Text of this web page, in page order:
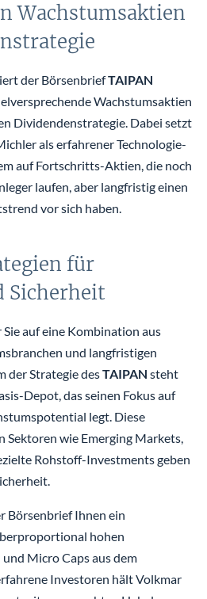
Wachstumsaktien
der BörsenbriefTAIPAN
Wachstumsaktien
Dividendenstrategie. Dabei setzt
als erfahrener Technologie-
auf Fortschritts-Aktien, die noch
laufen, aber langfristig einen
vor sich haben.
für
Sicherheit
auf eine Kombination aus
und langfristigen
der Strategie desTAIPAN steht
Depot, das seinen Fokus auf
legt. Diese
Sektoren wie Emerging Markets,
Rohstoff-Investments geben
Börsenbrief Ihnen ein
hohen
Micro Caps aus dem
Investoren hält Volkmar